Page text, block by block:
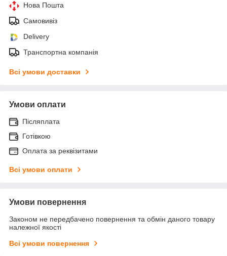
Нова Пошта
Самовивіз
Delivery
Транспортна компанія
Всі умови доставки
Умови оплати
Післяплата
Готівкою
Оплата за реквізитами
Всі умови оплати
Умови повернення
Законом не передбачено повернення та обмін даного товару
належної якості
Всі умови повернення